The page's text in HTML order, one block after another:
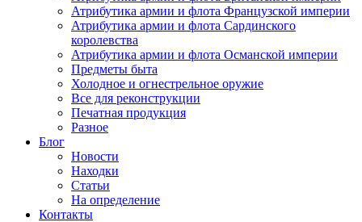
Атрибутика армии и флота Французской империи
Атрибутика армии и флота Сардинского
королевства
Атрибутика армии и флота Османской империи
Предметы быта
Холодное и огнестрельное оружие
Все для реконструкции
Печатная продукция
Разное
Блог
Новости
Находки
Статьи
На определение
Контакты